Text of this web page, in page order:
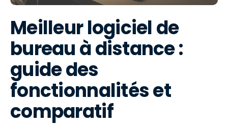
Meilleur logiciel de
bureau à distance :
guide des
fonctionnalités et
comparatif